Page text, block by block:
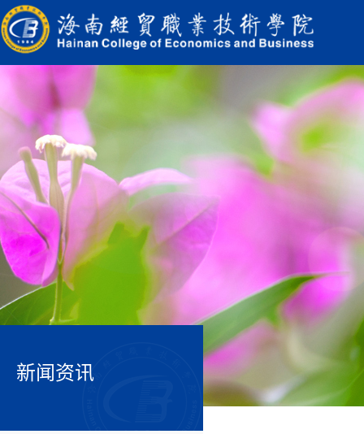
新闻资讯